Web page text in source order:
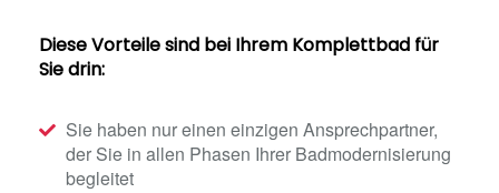
Diese Vorteile sind bei Ihrem Komplettbad für
Sie drin:
Sie haben nur einen einzigen Ansprechpartner,
der Sie in allen Phasen Ihrer Badmodernisierung
begleitet